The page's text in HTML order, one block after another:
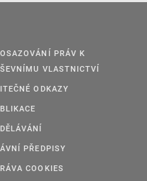
PRÁV K
VLASTNICTVÍ
ODKAZY
PŘEDPISY
COOKIES